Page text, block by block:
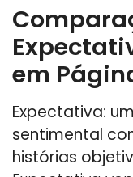
em
Expectativa:
sentimental
histórias